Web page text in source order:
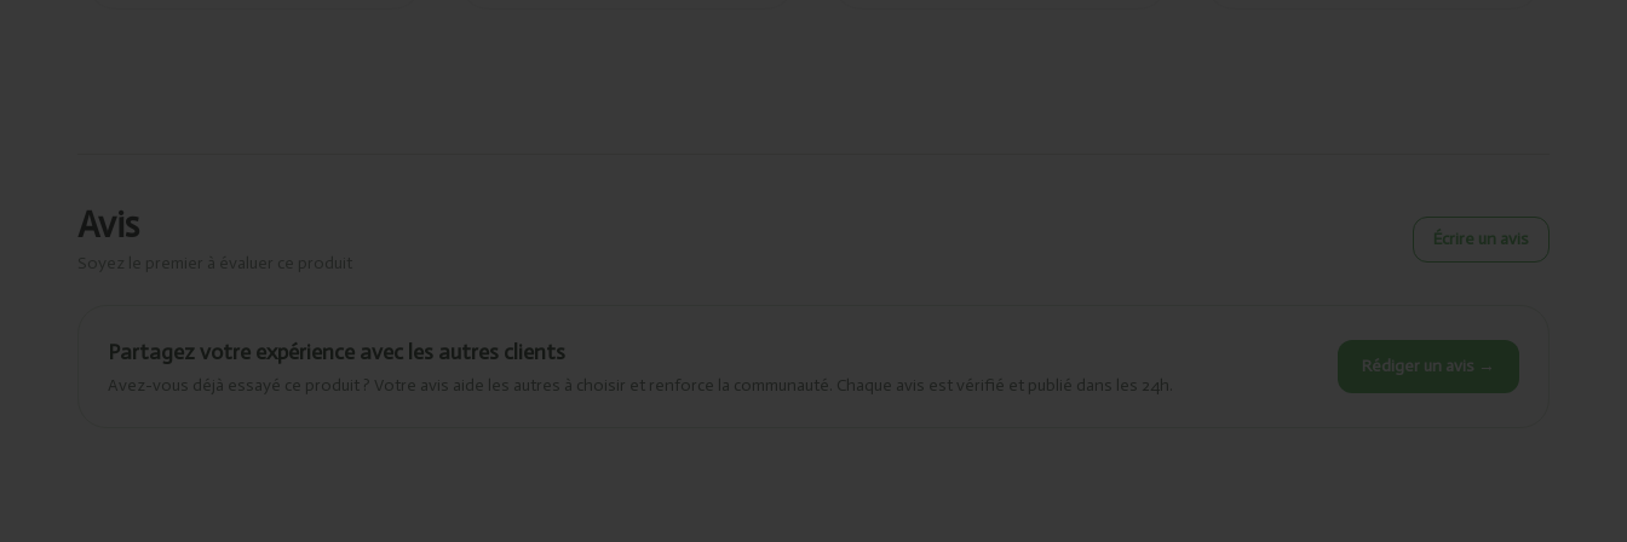
Avis Écrire un avis
Partagez votre expérience avec les autres clients
Avez-vous déjà essayé ce produit ? Votre avis aide les autres à choisir et renforce la communauté. Chaque avis est vérifié et publié dans les 24h.
Rédiger un avis →